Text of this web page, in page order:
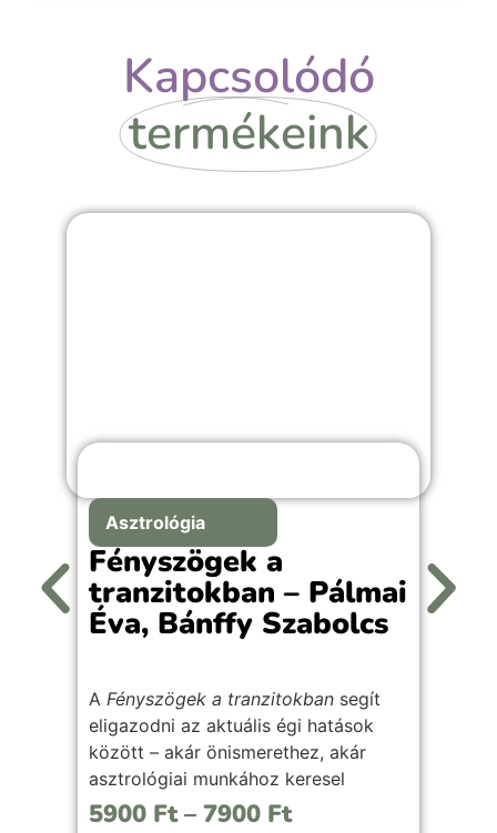
Kapcsolódó
termékeink
Asztrológia
Fényszögek a
tranzitokban – Pálmai
Éva, Bánffy Szabolcs
A Fényszögek a tranzitokban segít
eligazodni az aktuális égi hatások
között – akár önismerethez, akár
asztrológiai munkához keresel
inspirációt.
5900 Ft – 7900 Ft